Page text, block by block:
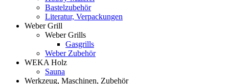
Bastelzubehör
Literatur, Verpackungen
Weber Grill
Weber Grills
Gasgrills
Weber Zubehör
WEKA Holz
Sauna
Werkzeug, Maschinen, Zubehör